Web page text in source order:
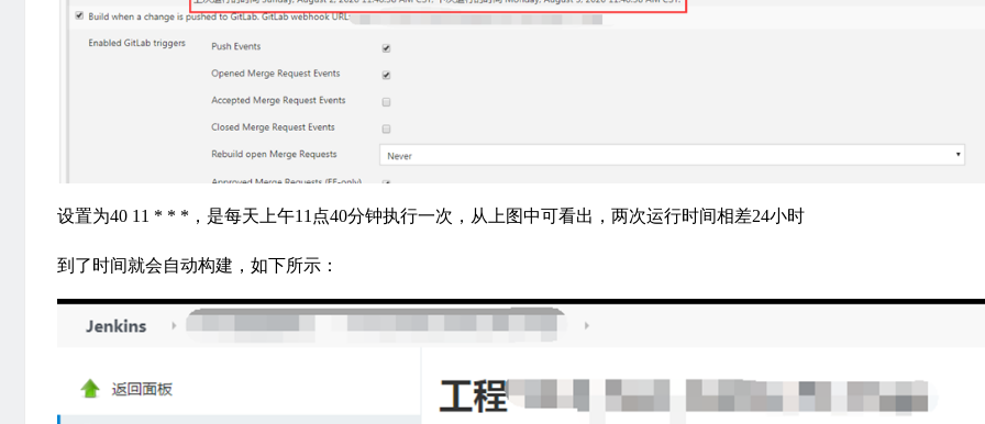
设置为40 11 * * *，是每天上午11点40分钟执行一次，从上图中可看出，两次运行时间相差24小时
到了时间就会自动构建，如下所示：